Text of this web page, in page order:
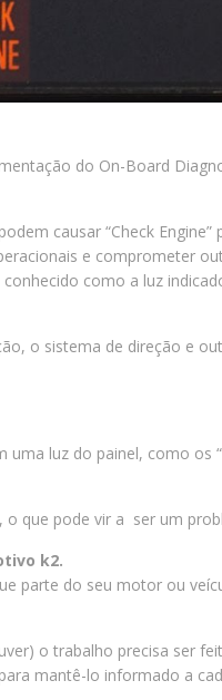
do On-Board
causar “Check Engine”
e comprometer
como a luz
o sistema de direção e
luz do painel, como os
o que pode vir a ser um
k2.
parte do seu motor ou
o trabalho precisa ser
mantê-lo informado a